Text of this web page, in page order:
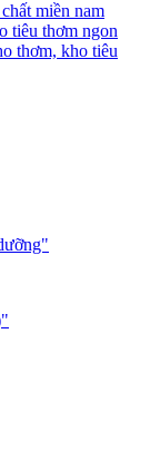
miền nam
tiêu thơm ngon
thơm, kho tiêu